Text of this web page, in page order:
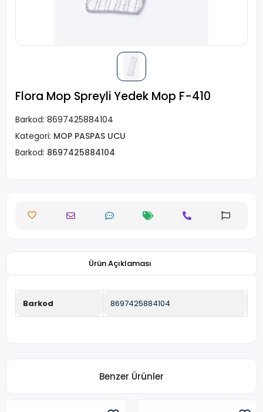
Flora Mop Spreyli Yedek Mop F-410
Barkod: 8697425884104
Kategori: MOP PASPAS UCU
Barkod: 8697425884104
Ürün Açıklaması
Barkod 8697425884104
Benzer Ürünler